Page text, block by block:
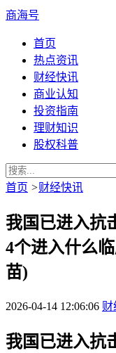
商海号
首页
热点资讯
财经快讯
商业认知
投资指南
理财知识
股权科普
首页 >财经快讯
我国已进入抗
4个进入什么
苗)
2026-04-14 12:06:06 财
我国已进入抗